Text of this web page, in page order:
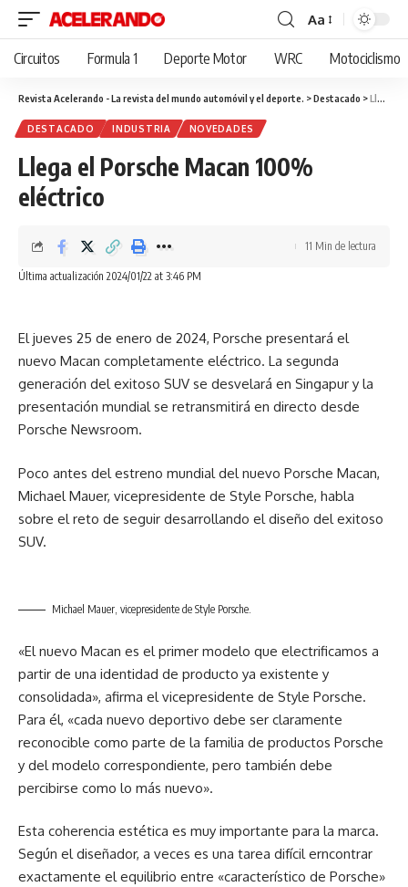
Cambiar
tamaño
fuente
Aa
Circuitos Formula 1 Deporte Motor WRC Motociclismo
Revista Acelerando - La revista del mundo automóvil y el deporte. >Destacado >Llega el Porsche Macan 100% eléctrico
DESTACADO INDUSTRIA NOVEDADES
Llega el Porsche Macan 100%
eléctrico
Última actualización 2024/01/22 at 3:46 PM
11 Min de lectura
El jueves 25 de enero de 2024, Porsche presentará el
nuevo Macan completamente eléctrico. La segunda
generación del exitoso SUV se desvelará en Singapur y la
presentación mundial se retransmitirá en directo desde
Porsche Newsroom.
Poco antes del estreno mundial del nuevo Porsche Macan,
Michael Mauer, vicepresidente de Style Porsche, habla
sobre el reto de seguir desarrollando el diseño del exitoso
SUV.
Michael Mauer, vicepresidente de Style Porsche.
«El nuevo Macan es el primer modelo que electrificamos a
partir de una identidad de producto ya existente y
consolidada», afirma el vicepresidente de Style Porsche.
Para él, «cada nuevo deportivo debe ser claramente
reconocible como parte de la familia de productos Porsche
y del modelo correspondiente, pero también debe
percibirse como lo más nuevo».
Esta coherencia estética es muy importante para la marca.
Según el diseñador, a veces es una tarea difícil erncontrar
exactamente el equilibrio entre «característico de Porsche»